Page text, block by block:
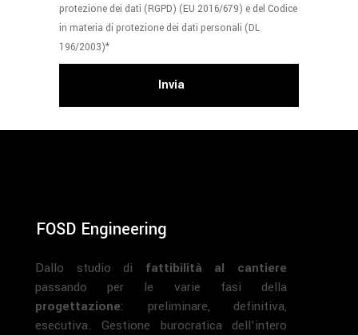
protezione dei dati (RGPD) (EU 2016/679) e del Codice
in materia di protezione dei dati personali (DL
196/2003)*
Invia
FOSD Engineering
Dallo studio di fattibilità al cantiere
passando per le varie fasi della
progettazione: preliminare, definitiva,
esecutiva. Gestione burocratica dell’intero